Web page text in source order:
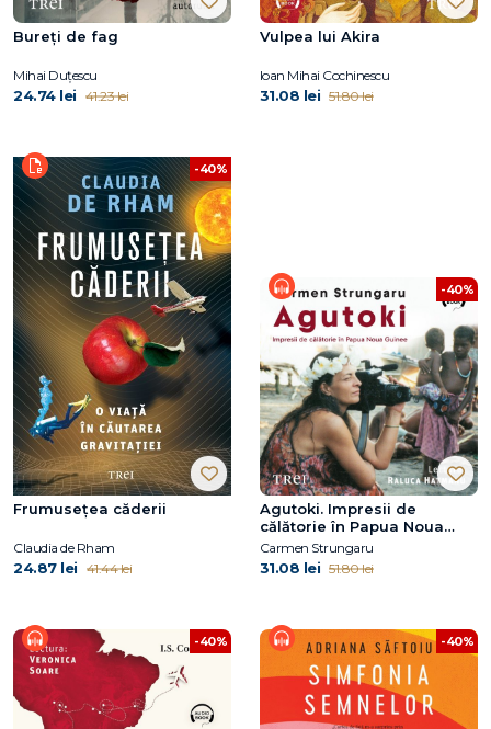
Bureți de fag
Mihai Duțescu
24.74 lei 41.23 lei
Vulpea lui Akira
Ioan Mihai Cochinescu
31.08 lei 51.80 lei
-40%
Frumusețea căderii
Claudia de Rham
24.87 lei 41.44 lei
-40%
Agutoki. Impresii de
călătorie în Papua Noua
Guinee
Carmen Strungaru
31.08 lei 51.80 lei
-40% -40%